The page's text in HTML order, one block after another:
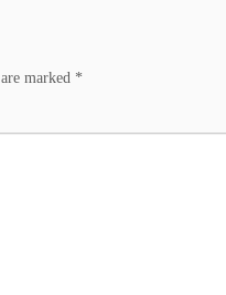
marked *